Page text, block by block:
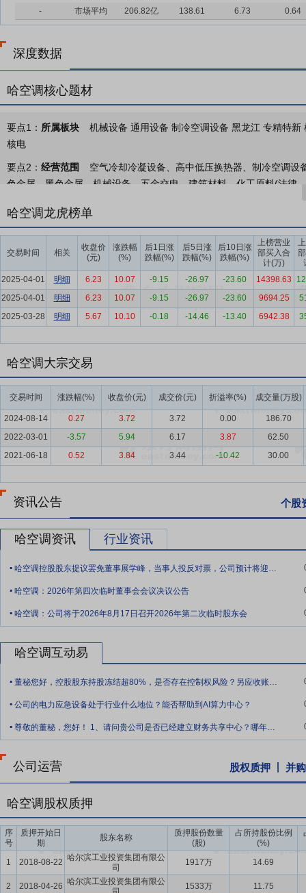
-
市场平均 206.82亿 138.61 6.73 0.64
深度数据
哈空调核心题材
要点1： 所属板块
机械设备 通用设备 制冷空调设备 黑龙江 专精特
核电
要点2： 经营范围
空气冷却冷凝设备、高中低压换热器、制冷空调
色金属、黑色金属、机械设备、五金交电、建筑材料、化工原料(法律
准后方可开展经营活动,具体经营项目以相关部门批准文件或许可证件
报告期，公
报告期，国内空冷行业客户集中度较高，客户议
定价具有直接约束作用，设备订单获取不仅依托产品技术实力，商务
求开展定制化设计与生产，对企业技术积累及项目实施经验提出较高要
要点5：深厚的技术积淀与行业底蕴
公司作为国内最早开展空冷业务
要点6：技术创新能力与全生命周期一体化解决方案
依托国有控股平
“2×200MW机组飞翼式空冷器系统”获评2025年度黑龙江省首台（套
了关键技术突破。作为具备空冷系统EPC总承包能力的专业厂商，公
有效提升项目整体附加值与综合竞争力。
要点7：国际高端市场认可与差异化竞争优势
在市场开拓方面，公司
争优势。报告期内，公司成功进入道达尔能源公司合格供应商体系，
盖石油、天然气及可再生能源等多个领域，此次入选标志着公司产品
深化国际业务合作奠定坚实基础。
哈空调龙虎榜单
交易时间 相关
收盘价
(元)
涨跌幅
(%)
后1日涨
跌幅(%)
后5日涨
跌幅(%)
后10日涨
跌幅(%)
上榜营业
部买入合
计(万)
2025-04-01
明细 6.23 10.07 -9.15 -26.97 -23.60 14398.63
2025-04-01
明细 6.23 10.07 -9.15 -26.97 -23.60 9694.25
2025-03-28
明细 5.67 10.10 -0.18 -14.46 -13.40 6942.38
哈空调大宗交易
交易时间 涨跌幅(%) 收盘价(元) 成交价(元) 折溢率(%) 成交量(万股)
2024-08-14 0.27 3.72 3.72 0.00
186.70
2022-03-01
-3.57 5.94 6.17 3.87
62.50
2021-06-18
0.52 3.84 3.44 -10.42 30.00
资讯公告 个股
哈空调资讯 行业资讯
. 哈空调控股股东提议罢免董事展学峰，当事人投反对票，公司预计将迎28年来最差半年报
. 哈空调：2026年第四次临时董事会会议决议公告
. 哈空调：公司将于2026年8月17日召开2026年第二次临时股东会
哈空调互动易
. 董秘您好，控股股东持股冻结超80%，是否存在控制权风险？另应收账款高达11亿，减
. 公司的电力应急设备处于行业什么地位？能否帮助到AI算力中心？
. 尊敬的董秘，您好！ 1、请问贵公司是否已经建立财务共享中心？哪年建立的？ 2、财
公司运营 股权质押 并
哈空调股权质押
序
号
质押开始日
期
股东名称
质押股份数量
(股)
占所持股份比例
(%)
1 2018-08-22 哈尔滨工业投资集团有限公
司
1917万 14.69
2 2018-04-26 哈尔滨工业投资集团有限公
1533万 11.75